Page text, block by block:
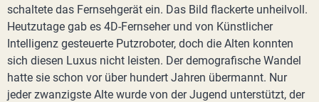
schaltete das Fernsehgerät ein. Das Bild flackerte unheilvoll.
Heutzutage gab es 4D-Fernseher und von Künstlicher
Intelligenz gesteuerte Putzroboter, doch die Alten konnten
sich diesen Luxus nicht leisten. Der demografische Wandel
hatte sie schon vor über hundert Jahren übermannt. Nur
jeder zwanzigste Alte wurde von der Jugend unterstützt, der